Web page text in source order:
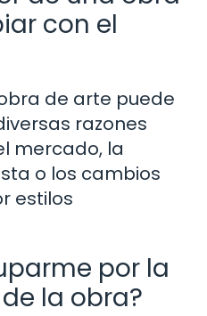
con el
de arte puede
razones
mercado, la
o los cambios
estilos
por la
la obra?